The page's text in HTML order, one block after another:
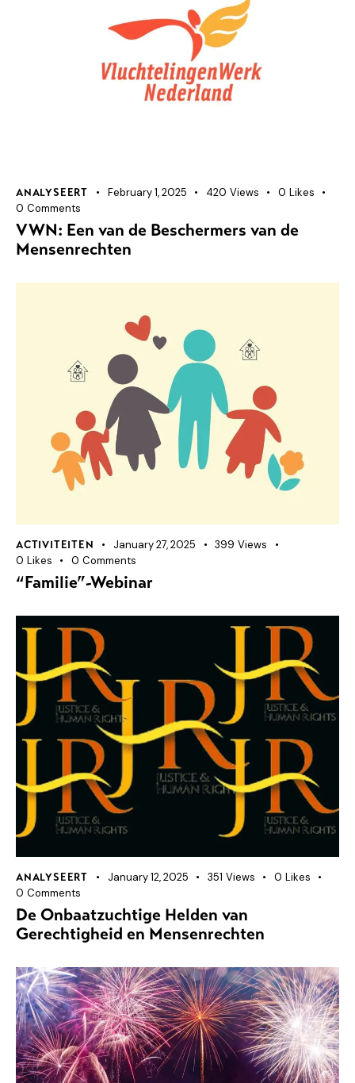
ANALYSEERT February 1, 2025 420 Views 0 Likes
0 Comments
VWN: Een van de Beschermers van de
Mensenrechten
ACTIVITEITEN January 27, 2025 399 Views
0 Likes 0 Comments
“Familie”-Webinar
ANALYSEERT January 12, 2025 351 Views 0 Likes
0 Comments
De Onbaatzuchtige Helden van
Gerechtigheid en Mensenrechten